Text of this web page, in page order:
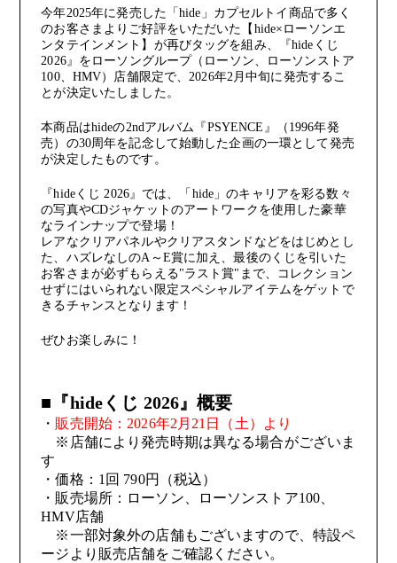
FC MOVIE
STAFF BLOG
WALLPAPER
ARCHIVE
今年2025年に発売した「hide」カプセルトイ商品で多く
のお客さまよりご好評をいただいた【hide×ローソンエ
ンタテインメント】が再びタッグを組み、『hideくじ
2026』をローソングループ（ローソン、ローソンストア
100、HMV）店舗限定で、2026年2月中旬に発売するこ
とが決定いたしました。
本商品はhideの2ndアルバム『PSYENCE』（1996年発
売）の30周年を記念して始動した企画の一環として発売
が決定したものです。
『hideくじ 2026』では、「hide」のキャリアを彩る数々
の写真やCDジャケットのアートワークを使用した豪華
なラインナップで登場！
レアなクリアパネルやクリアスタンドなどをはじめとし
た、ハズレなしのA～E賞に加え、最後のくじを引いた
お客さまが必ずもらえる"ラスト賞"まで、コレクション
せずにはいられない限定スペシャルアイテムをゲットで
きるチャンスとなります！
ぜひお楽しみに！
■『hideくじ 2026』概要
・ 販売開始：2026年2月21日（土）より
※店舗により発売時期は異なる場合がございま
す
・価格：1回 790円（税込）
・販売場所：ローソン、ローソンストア100、
HMV店舗
※一部対象外の店舗もございますので、特設ペ
ージより販売店舗をご確認ください。